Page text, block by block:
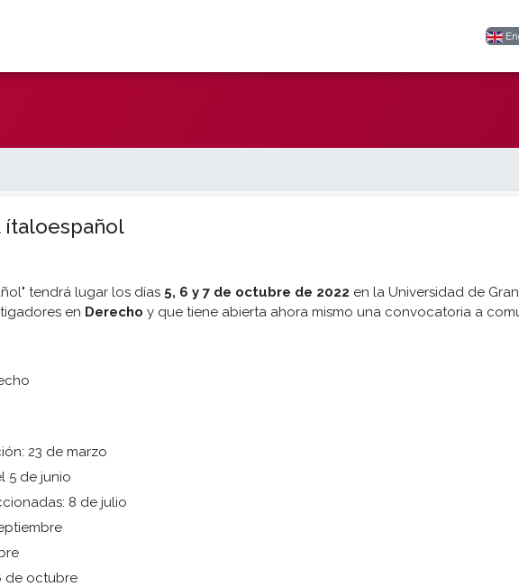
ítaloespañol
tendrá lugar los días 5, 6 y 7 de octubre de 2022 en la Universidad de
en Derecho y que tiene abierta ahora mismo una convocatoria a
23 de marzo
5 de junio
8 de julio
de octubre